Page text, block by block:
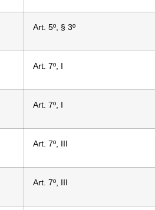
Art. 5º, § 3º
Art. 7º, I
Art. 7º, I
Art. 7º, III
Art. 7º, III